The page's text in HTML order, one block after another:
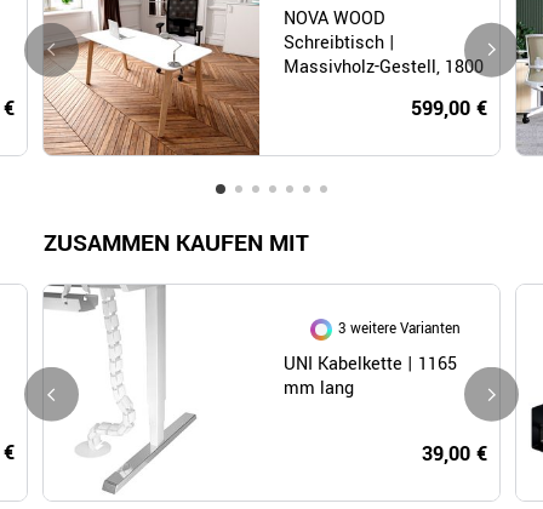
NOVA WOOD
Schreibtisch |
Massivholz-Gestell, 1800
599,00 €
ZUSAMMEN KAUFEN MIT
3 weitere Varianten
UNI Kabelkette | 1165
mm lang
39,00 €